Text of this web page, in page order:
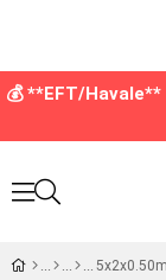
💰 **EFT/